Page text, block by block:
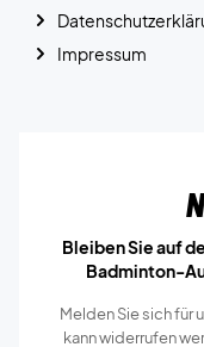
Impressum
Bleiben Sie auf
Badminton-
Melden Sie sich für
kann widerrufen